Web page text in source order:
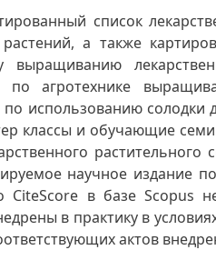
список
растений, а также
выращиванию
по агротехнике
по использованию солодки
классы и обучающие
научное издание
CiteScore в базе Scopus
в практику в
актов